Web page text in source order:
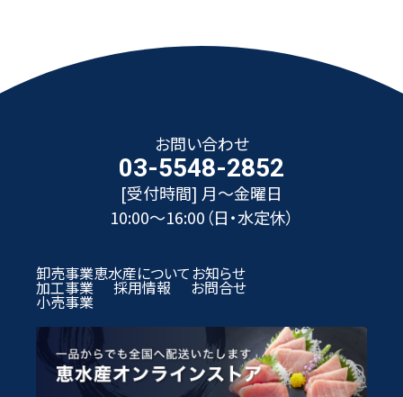
お問い合わせ
03-5548-2852
[受付時間] 月〜金曜日
10:00～16:00（日・水定休）
卸売事業
加工事業
小売事業
恵水産について
採用情報
お知らせ
お問合せ